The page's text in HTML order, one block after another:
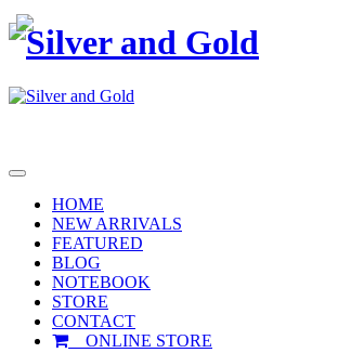
toggle
navigation
HOME
NEW ARRIVALS
FEATURED
BLOG
NOTEBOOK
STORE
CONTACT
ONLINE STORE